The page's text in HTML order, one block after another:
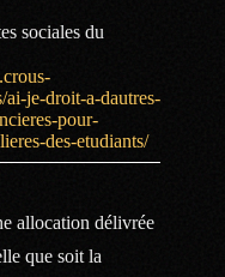
sociales du
ai-je-droit-a-dautres-
pour-
des-etudiants/
allocation délivrée
que soit la